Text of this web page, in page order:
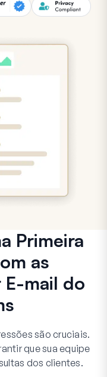
Primeira
as
mail do
são cruciais.
que sua equipe
dos clientes.